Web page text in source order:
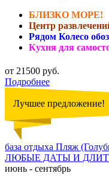
БЛИЗКО МОРЕ!
Центр
Рядом Колесо
Кухня для
от 21500 руб.
Подробнее
Лучшее предложение!
база отдыха Пляж
ЛЮБЫЕ ДАТЫ И
июнь - сентябрь